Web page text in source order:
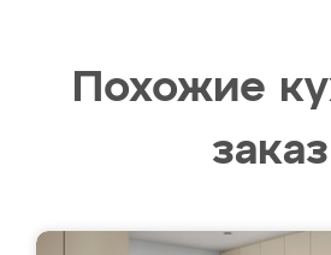
Похожие
заказ